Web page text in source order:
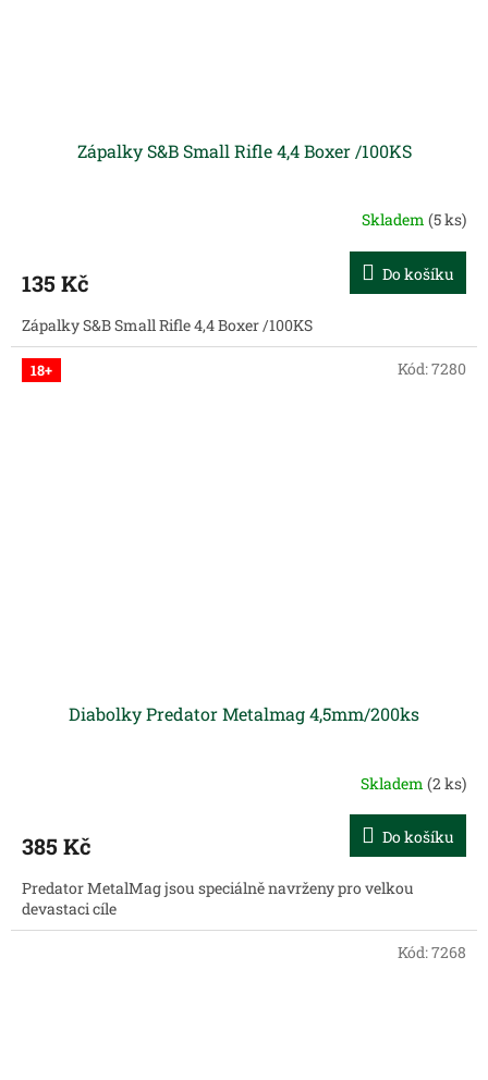
Zápalky S&B Small Rifle 4,4 Boxer /100KS
Skladem (5 ks)
135 Kč Do košíku
Zápalky S&B Small Rifle 4,4 Boxer /100KS
18+
Diabolky Predator Metalmag 4,5mm/200ks
Skladem (2 ks)
385 Kč Do košíku
Predator MetalMag jsou speciálně navrženy pro velkou
devastaci cíle
Kód:7280
Kód:7268